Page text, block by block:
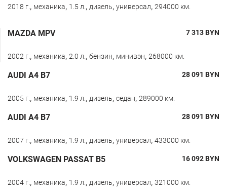
2018 г., механика, 1.5 л., дизель, универсал, 294000 км.
MAZDA MPV 7 313BYN
2002 г., механика, 2.0 л., бензин, минивэн, 268000 км.
AUDI A4 B7 28 091 BYN
2005 г., механика, 1.9 л., дизель, седан, 289000 км.
AUDI A4 B7 28 091 BYN
2007 г., механика, 1.9 л., дизель, универсал, 433000 км.
VOLKSWAGEN PASSAT B5 16 092BYN
2004 г., механика, 1.9 л., дизель, универсал, 321000 км.